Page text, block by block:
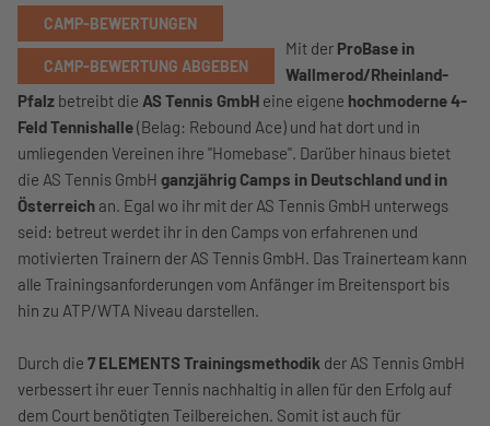
CAMP-BEWERTUNGEN
CAMP-BEWERTUNG ABGEBEN
Mit der ProBase in
Wallmerod/Rheinland-
Pfalz betreibt die AS Tennis GmbH eine eigene hochmoderne 4-
Feld Tennishalle(Belag: Rebound Ace) und hat dort und in
umliegenden Vereinen ihre "Homebase". Darüber hinaus bietet
die AS Tennis GmbH ganzjährig Camps in Deutschland und in
Österreich an. Egal wo ihr mit der AS Tennis GmbH unterwegs
seid: betreut werdet ihr in den Camps von erfahrenen und
motivierten Trainern der AS Tennis GmbH. Das Trainerteam kann
alle Trainingsanforderungen vom Anfänger im Breitensport bis
hin zu ATP/WTA Niveau darstellen.
Durch die 7 ELEMENTS Trainingsmethodik der AS Tennis GmbH
verbessert ihr euer Tennis nachhaltig in allen für den Erfolg auf
dem Court benötigten Teilbereichen. Somit ist auch für